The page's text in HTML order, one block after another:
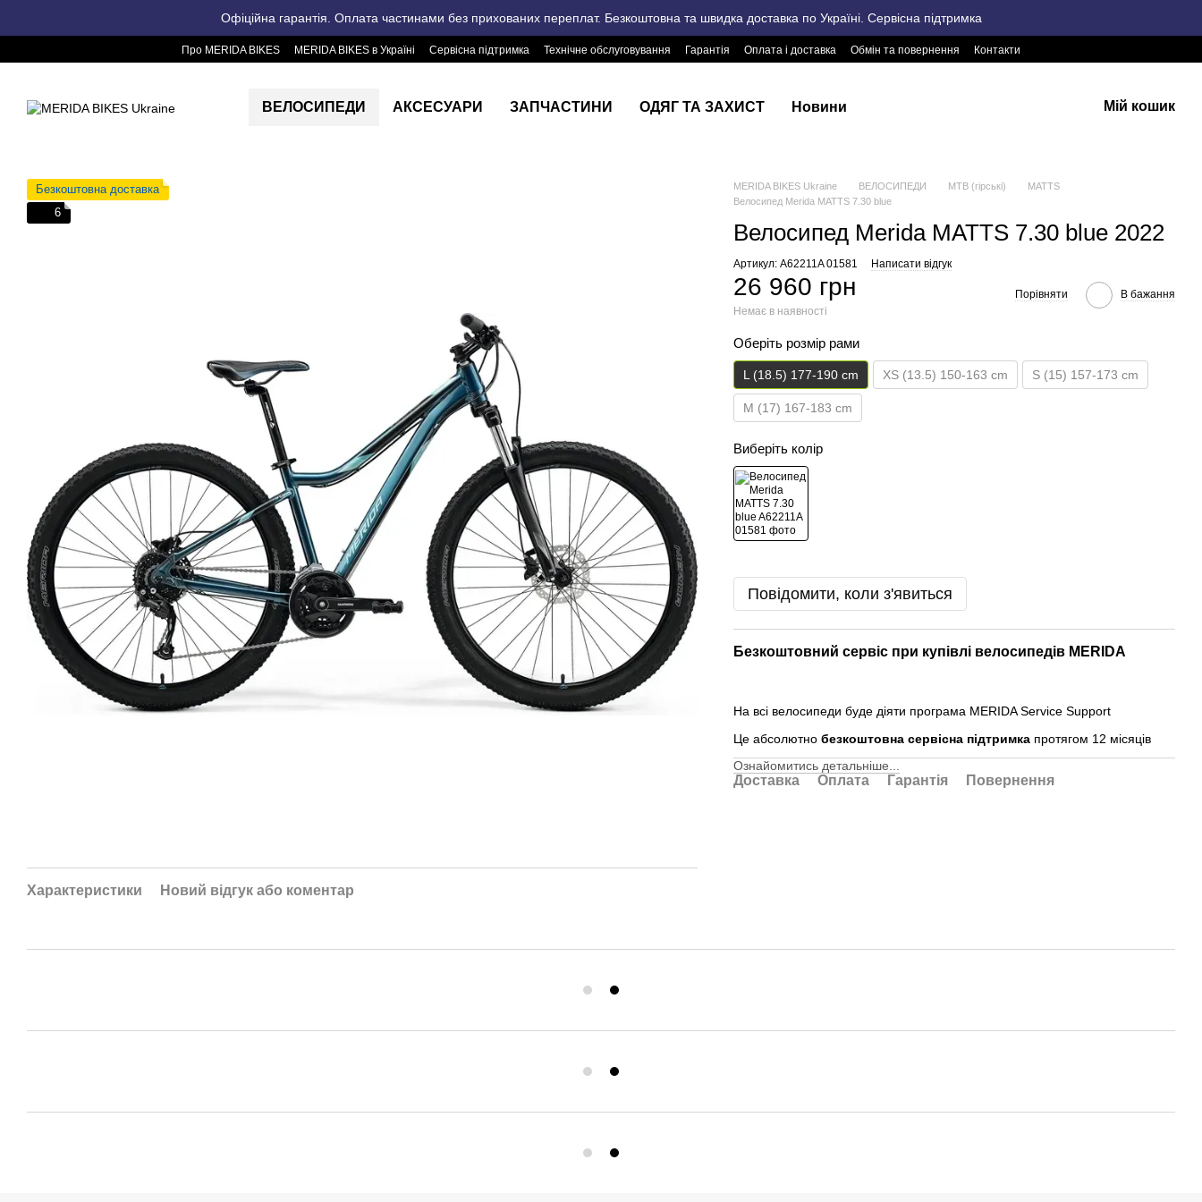
Офіційна гарантія. Оплата частинами без прихованих переплат. Безкоштовна та швидка доставка по Україні. Сервісна підтримка
Про MERIDA BIKES MERIDA BIKES в Україні Сервісна підтримка Технічне обслуговування Гарантія Оплата і доставка Обмін та повернення Контакти
ВЕЛОСИПЕДИ АКСЕСУАРИ ЗАПЧАСТИНИ ОДЯГ ТА ЗАХИСТ Новини Мій кошик
Безкоштовна доставка
6
Характеристики Новий відгук або коментар
MERIDA BIKES Ukraine ВЕЛОСИПЕДИ MTB (гірські)
MATTS
Велосипед Merida MATTS 7.30 blue
Велосипед Merida MATTS 7.30 blue 2022
Артикул: A62211A 01581 Написати відгук
26 960 грн
Немає в наявності
Порівняти В бажання
Оберіть розмір рами
L (18.5) 177-190 cm XS (13.5) 150-163 cm S (15) 157-173 cm
M (17) 167-183 cm
Виберіть колір
Повідомити, коли з'явиться
Безкоштовний сервіс при купівлі велосипедів MERIDA
На всі велосипеди буде діяти програма MERIDA Service Support
Це абсолютнобезкоштовна сервісна підтримка протягом 12 місяців
Ознайомитись детальніше...
Доставка Оплата Гарантія Повернення